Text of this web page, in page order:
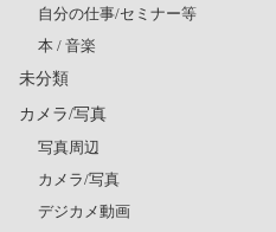
自分の仕事/セミナー等
本 / 音楽
未分類
カメラ/写真
写真周辺
カメラ/写真
デジカメ動画